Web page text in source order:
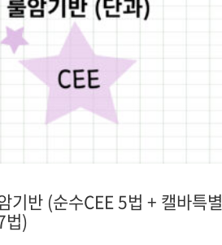
기반 (순수CEE 5법 + 캘바특별
법)